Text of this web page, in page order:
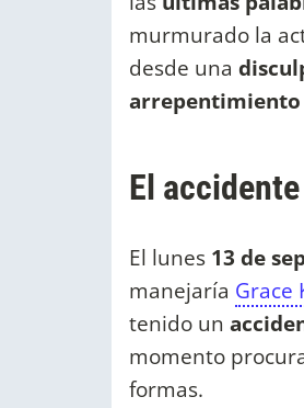
murmurado la
desde una
arrepentimiento
El
El lunes 13 de
manejaría Grace
tenido un
momento
formas.